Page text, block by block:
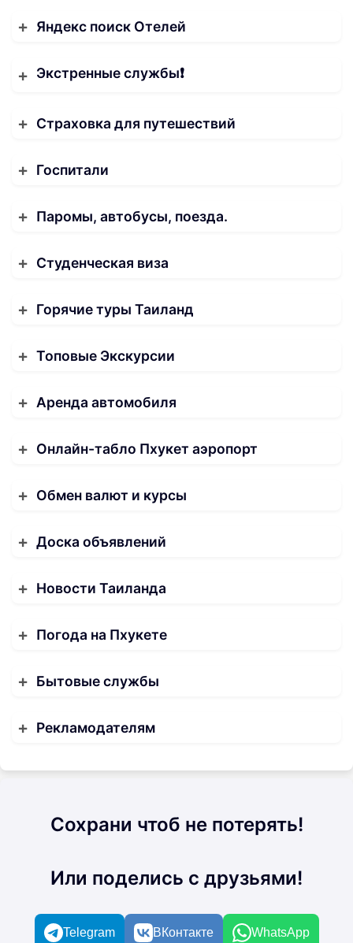
Яндекс поиск Отелей
Экстренные службы❗️
Страховка для путешествий
Госпитали
Паромы, автобусы, поезда.
Студенческая виза
Горячие туры Таиланд
Топовые Экскурсии
Аренда автомобиля
Онлайн-табло Пхукет аэропорт
Обмен валют и курсы
Доска объявлений
Новости Таиланда
Погода на Пхукете
Бытовые службы
Рекламодателям
Сохрани чтоб не потерять!
Или поделись с друзьями!
Telegram ВКонтакте WhatsApp